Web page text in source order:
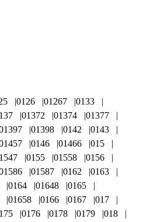
0126 01267
0133
01372 01374
01377
01398 0142
0143
0146 01466
015
0155 01558
0156
01587 0162
0163
0164 01648
0165
01658 0166 0167
017
0176 0178 0179
018